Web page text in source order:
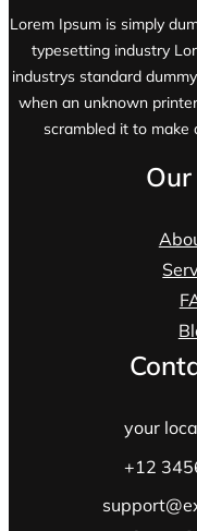
Lorem Ipsum is simply
typesetting industry
industrys standard
when an unknown
scrambled it to make
your
+12